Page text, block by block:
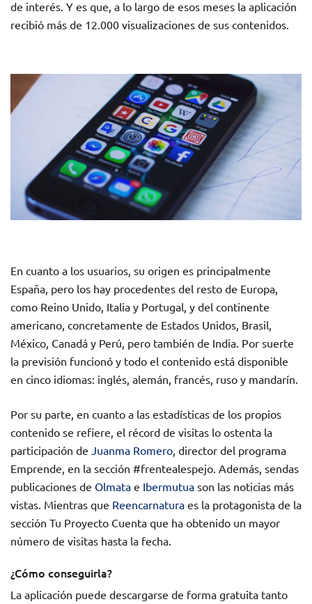
de interés. Y es que, a lo largo de esos meses la aplicación
recibió más de 12.000 visualizaciones de sus contenidos.
En cuanto a los usuarios, su origen es principalmente
España, pero los hay procedentes del resto de Europa,
como Reino Unido, Italia y Portugal, y del continente
americano, concretamente de Estados Unidos, Brasil,
México, Canadá y Perú, pero también de India. Por suerte
la previsión funcionó y todo el contenido está disponible
en cinco idiomas: inglés, alemán, francés, ruso y mandarín.
Por su parte, en cuanto a las estadísticas de los propios
contenido se refiere, el récord de visitas lo ostenta la
participación de Juanma Romero , director del programa
Emprende, en la sección #frentealespejo. Además, sendas
publicaciones de Olmata e Ibermutua son las noticias más
vistas. Mientras que Reencarnatura es la protagonista de la
sección Tu Proyecto Cuenta que ha obtenido un mayor
número de visitas hasta la fecha.
¿Cómo conseguirla?
La aplicación puede descargarse de forma gratuita tanto